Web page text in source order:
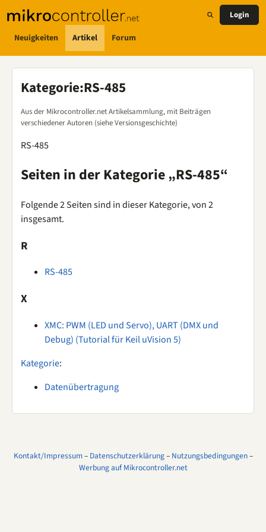
Neuigkeiten Artikel Forum
Login
Kategorie:RS-485
Aus der Mikrocontroller.net Artikelsammlung, mit Beiträgen
verschiedener Autoren (siehe Versionsgeschichte)
RS-485
Seiten in der Kategorie „RS-485“
Folgende 2 Seiten sind in dieser Kategorie, von 2
insgesamt.
R
RS-485
X
XMC: PWM (LED und Servo), UART (DMX und
Debug) (Tutorial für Keil uVision 5)
Kategorie:
Datenübertragung
Kontakt/Impressum– Datenschutzerklärung– Nutzungsbedingungen–
Werbung auf Mikrocontroller.net